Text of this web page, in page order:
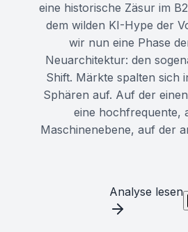
eine historische Zäsur im
dem wilden KI-Hype der
wir nun eine Phase
Neuarchitektur: den
Shift. Märkte spalten sich
Sphären auf. Auf der
eine hochfrequente,
Maschinenebene, auf der
Analyse lesen